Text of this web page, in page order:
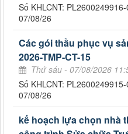
Số KHLCNT:
07/08/26
Các gói thầu phục vụ
2026-TMP-CT-15
Thứ sáu - 07/08/2026
Số KHLCNT:
07/08/26
kế hoạch lựa chọn nhà